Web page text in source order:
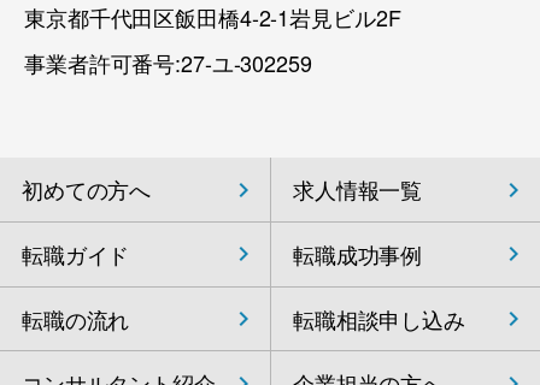
東京都千代田区飯田橋4-2-1岩見ビル2F
事業者許可番号:27-ユ-302259
初めての方へ 求人情報一覧
転職ガイド 転職成功事例
転職の流れ 転職相談申し込み